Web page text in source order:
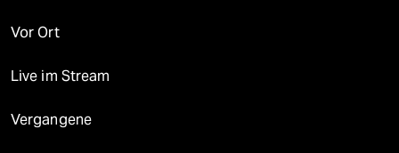
Vor Ort
Live im Stream
Vergangene